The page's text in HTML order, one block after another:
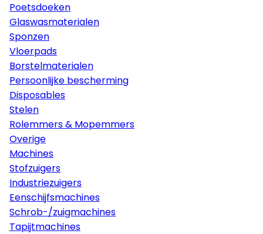
Poetsdoeken
Glaswasmaterialen
Sponzen
Vloerpads
Borstelmaterialen
Persoonlijke bescherming
Disposables
Stelen
Rolemmers & Mopemmers
Overige
Machines
Stofzuigers
Industriezuigers
Eenschijfsmachines
Schrob-/zuigmachines
Tapijtmachines